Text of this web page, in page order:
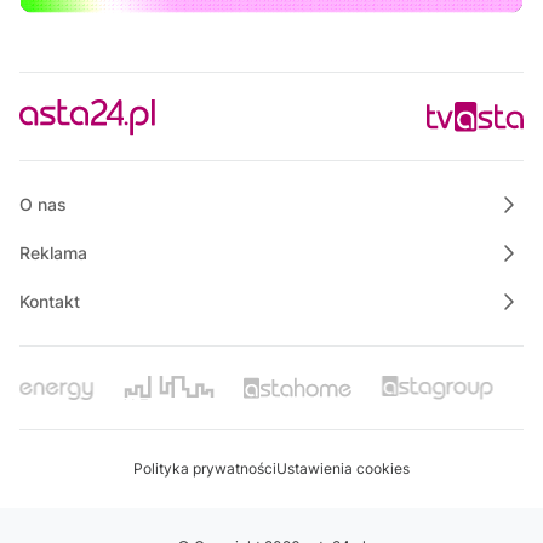
14:25
14:50
Własnymi ścieżkami
15:00
O nas
Reklama
Kontakt
Polityka prywatnościUstawienia cookies